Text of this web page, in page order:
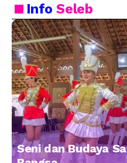
InfoSeleb
Seni dan Budaya